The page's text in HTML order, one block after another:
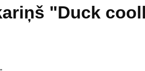
"Duck